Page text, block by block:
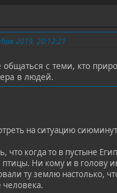
2019, 20:12:21
общаться с теми, кто
в людей.
на ситуацию
что когда то в пустыне
Ни кому и в голову
ту землю настолько,